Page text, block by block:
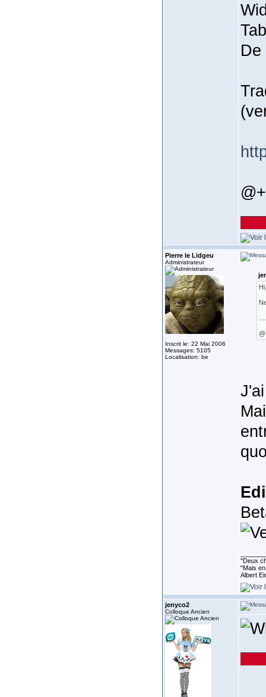
Pierre le Lidgeu
Administrateur
Inscrit le: 22 Mai 2006
Messages: 5105
Localisation: be
Hi,
''Deux
"Mais
Albert
jenyco2
Colloque Ancien